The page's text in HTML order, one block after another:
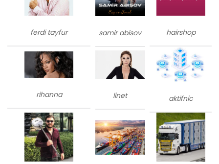
ferdi tayfur samir abisov hairshop
rihanna linet aktifnic